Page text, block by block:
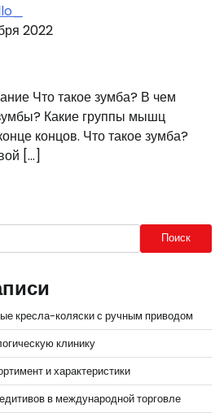
2022
Что такое зумба? В чем
Какие группы мышц
концов. Что такое зумба?
[…]
Поиск
кресла-коляски с ручным приводом
клинику
и характеристики
в международной торговле